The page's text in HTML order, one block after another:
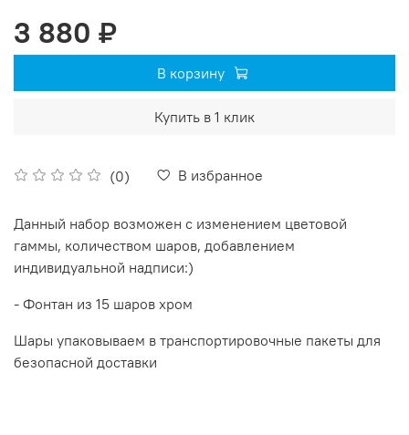
(0) В избранное
3 880 ₽
В корзину
Купить в 1 клик
Данный набор возможен с изменением цветовой
гаммы, количеством шаров, добавлением
индивидуальной надписи:)
- Фонтан из 15 шаров хром
Шары упаковываем в транспортировочные пакеты для
безопасной доставки